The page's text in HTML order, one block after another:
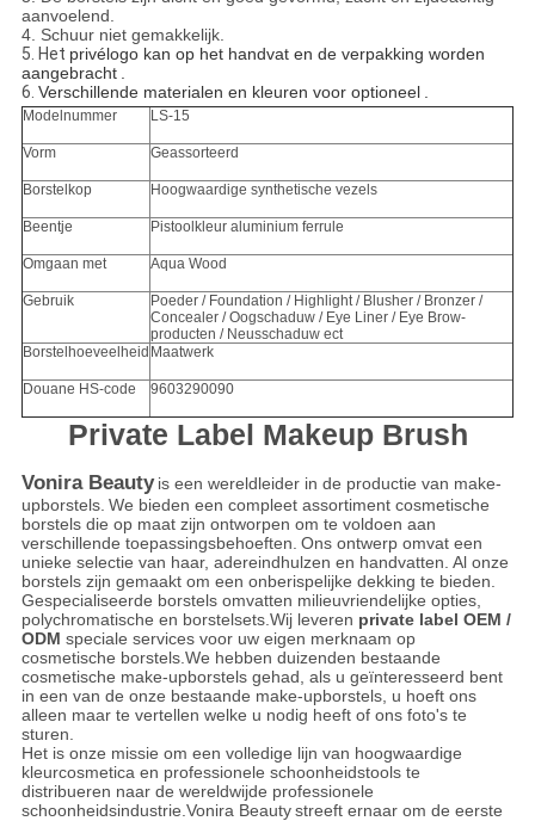
aanvoelend.
4. Schuur niet gemakkelijk.
5. Het privélogo kan op het handvat en de verpakking worden
aangebracht .
6. Verschillende materialen en kleuren voor optioneel .
Modelnummer LS-15
Vorm Geassorteerd
Borstelkop Hoogwaardige synthetische vezels
Beentje Pistoolkleur aluminium ferrule
Omgaan met Aqua Wood
Gebruik
Poeder / Foundation / Highlight / Blusher / Bronzer /
Concealer / Oogschaduw / Eye Liner / Eye Brow-
producten / Neusschaduw ect
Borstelhoeveelheid Maatwerk
Douane HS-code 9603290090
Private Label Makeup Brush
Vonira Beauty is een wereldleider in de productie van make-
upborstels. We bieden een compleet assortiment cosmetische
borstels die op maat zijn ontworpen om te voldoen aan
verschillende toepassingsbehoeften. Ons ontwerp omvat een
unieke selectie van haar, adereindhulzen en handvatten. Al onze
borstels zijn gemaakt om een ​​onberispelijke dekking te bieden.
Gespecialiseerde borstels omvatten milieuvriendelijke opties,
polychromatische en borstelsets.Wij leveren private label OEM /
ODM speciale services voor uw eigen merknaam op
cosmetische borstels.We hebben duizenden bestaande
cosmetische make-upborstels gehad, als u geïnteresseerd bent
in een van de onze bestaande make-upborstels, u hoeft ons
alleen maar te vertellen welke u nodig heeft of ons foto's te
sturen.
Het is onze missie om een ​​volledige lijn van hoogwaardige
kleurcosmetica en professionele schoonheidstools te
distribueren naar de wereldwijde professionele
schoonheidsindustrie.Vonira Beautystreeft ernaar om de eerste